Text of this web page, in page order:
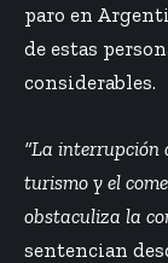
paro en
de estas
considerables.
“La interrupción
turismo y el
obstaculiza la
sentencian